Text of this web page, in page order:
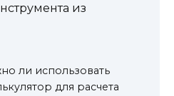
из
ли использовать
для расчета